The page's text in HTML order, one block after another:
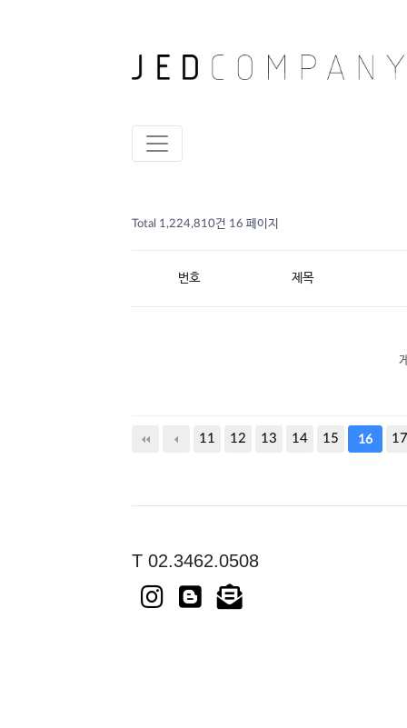
Total 1,224,810건 16 페이지
번호 제목
11 12 13 14 15 16 17
T 02.3462.0508